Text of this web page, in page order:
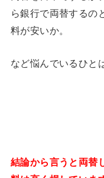
ら銀行で両替するの
料が安いか。
など悩んでいるひと
結論から言うと両替